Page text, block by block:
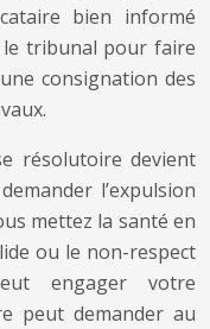
bien informé
tribunal pour faire
consignation des
résolutoire devient
l’expulsion
mettez la santé en
ou le non-respect
engager votre
peut demander au